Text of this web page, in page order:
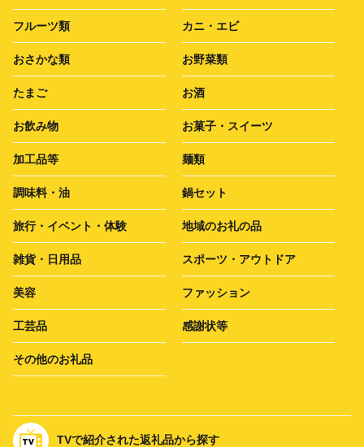
フルーツ類 カニ・エビ
おさかな類 お野菜類
たまご お酒
お飲み物 お菓子・スイーツ
加工品等 麺類
調味料・油 鍋セット
旅行・イベント・体験 地域のお礼の品
雑貨・日用品 スポーツ・アウトドア
美容 ファッション
工芸品 感謝状等
その他のお礼品
TVで紹介された返礼品から探す